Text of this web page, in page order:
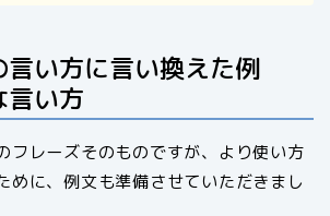
言い方に言い換えた例
言い方
フレーズそのものですが、より使い方
めに、例文も準備させていただきまし